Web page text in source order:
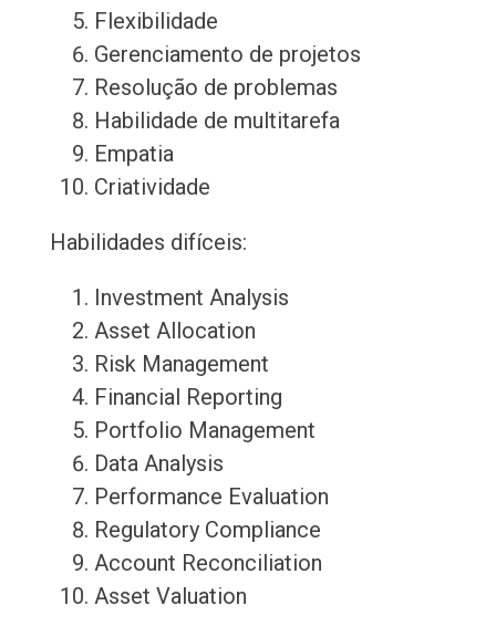
Flexibilidade
Gerenciamento de projetos
Resolução de problemas
Habilidade de multitarefa
Empatia
Criatividade
Habilidades difíceis:
Investment Analysis
Asset Allocation
Risk Management
Financial Reporting
Portfolio Management
Data Analysis
Performance Evaluation
Regulatory Compliance
Account Reconciliation
Asset Valuation